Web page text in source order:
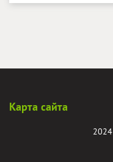
Карта сайта